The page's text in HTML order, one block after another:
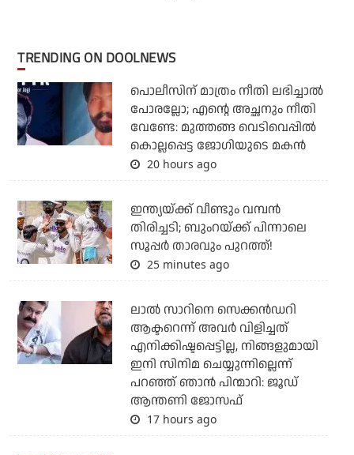
TRENDING ON DOOLNEWS
പൊലീസിന് മാത്രം നീതി ലഭിച്ചാല്‍
പോരല്ലോ; എന്റെ അച്ഛനും നീതി
വേണ്ടേ: മുത്തങ്ങ വെടിവെപ്പില്‍
കൊല്ലപ്പെട്ട ജോഗിയുടെ മകന്‍
20 hours ago
ഇന്ത്യയ്ക്ക് വീണ്ടും വമ്പന്‍
തിരിച്ചടി; ബുംറയ്ക്ക് പിന്നാലെ
സൂപ്പര്‍ താരവും പുറത്ത്!
25 minutes ago
ലാല്‍ സാറിനെ സെക്കന്‍ഡറി
ആക്ടറെന്ന് അവര്‍ വിളിച്ചത്
എനിക്കിഷ്ടപ്പെട്ടില്ല, നിങ്ങളുമായി
ഇനി സിനിമ ചെയ്യുന്നില്ലെന്ന്
പറഞ്ഞ് ഞാന്‍ പിന്മാറി: ജൂഡ്
ആന്തണി ജോസഫ്
17 hours ago